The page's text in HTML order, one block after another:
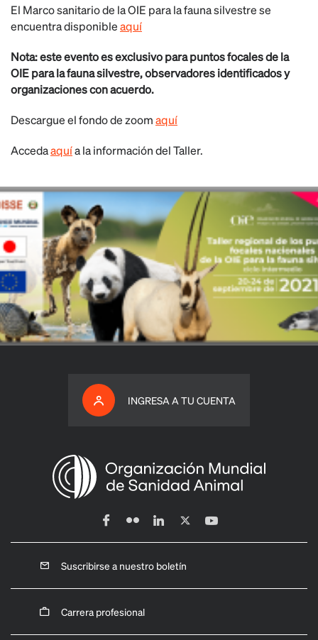
El Marco sanitario de la OIE para la fauna silvestre se
encuentra disponibleaquí
Nota: este evento es exclusivo para puntos focales de la
OIE para la fauna silvestre, observadores identificados y
organizaciones con acuerdo.
Descargue el fondo de zoomaquí
Accedaaquía la información del Taller.
INGRESA A TU CUENTA
Suscribirse a nuestro boletín
Carrera profesional